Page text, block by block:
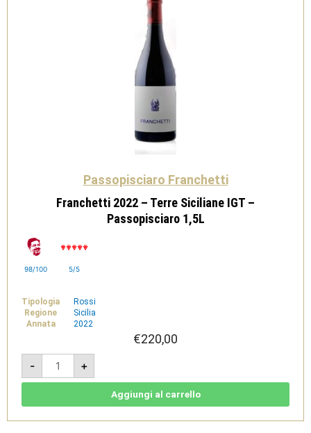
Passopisciaro Franchetti
Franchetti 2022 – Terre Siciliane IGT –
Passopisciaro 1,5L
98/100 5/5
Tipologia
Rossi
Regione
Sicilia
Annata
2022
€220,00
-
Franchetti
2022
-
Terre
Passopisciaro
+
Aggiungi al carrello